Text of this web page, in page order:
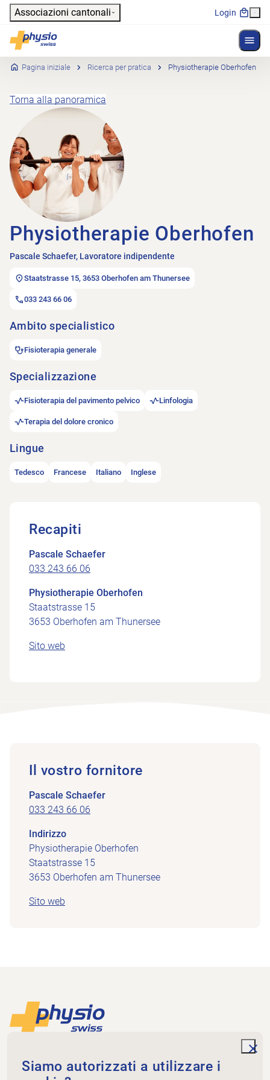
Header
Associazioni cantonali Login
Physioswiss
Navigazione principale
Pagina iniziale Ricerca per pratica Physiotherapie Oberhofen
Torna alla panoramica
Physiotherapie Oberhofen
Pascale Schaefer, Lavoratore indipendente
Staatstrasse 15, 3653 Oberhofen am Thunersee
033 243 66 06
Ambito specialistico
Fisioterapia generale
Specializzazione
Fisioterapia del pavimento pelvico Linfologia
Terapia del dolore cronico
Lingue
Tedesco Francese Italiano Inglese
Recapiti
Pascale Schaefer
033 243 66 06
Physiotherapie Oberhofen
Staatstrasse 15
3653 Oberhofen am Thunersee
Sito web
Il vostro fornitore
Pascale Schaefer
033 243 66 06
Indirizzo
Physiotherapie Oberhofen
Staatstrasse 15
3653 Oberhofen am Thunersee
Sito web
Piè di pagina
Physioswiss
Dammweg 3
Siamo autorizzati a utilizzare i